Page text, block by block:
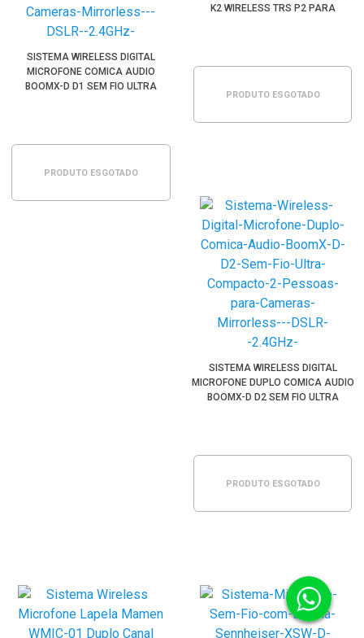
SISTEMA WIRELESS DIGITAL
MICROFONE COMICA AUDIO
BOOMX-D D1 SEM FIO ULTRA
PRODUTO ESGOTADO
K2 WIRELESS TRS P2 PARA
PRODUTO ESGOTADO
SISTEMA WIRELESS DIGITAL
MICROFONE DUPLO COMICA AUDIO
BOOMX-D D2 SEM FIO ULTRA
PRODUTO ESGOTADO